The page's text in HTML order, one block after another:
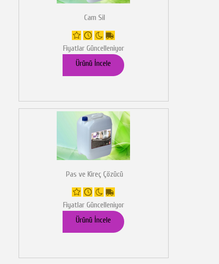
Cam Sil
Fiyatlar Güncelleniyor
Ürünü İncele
Pas ve Kireç Çözücü
Fiyatlar Güncelleniyor
Ürünü İncele